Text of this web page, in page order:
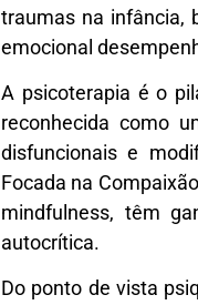
traumas na infância,
emocional
A psicoterapia é o
reconhecida como
disfuncionais e
Focada na
mindfulness, têm
autocrítica.
Do ponto de vista